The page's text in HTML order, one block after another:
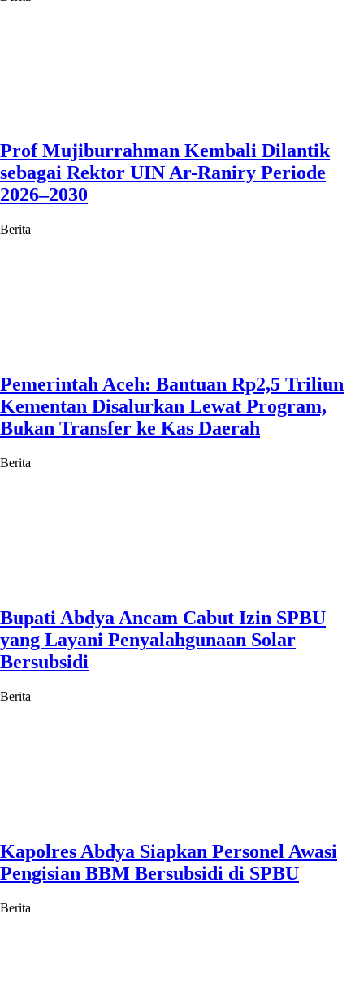
Prof Mujiburrahman Kembali Dilantik
sebagai Rektor UIN Ar-Raniry Periode
2026–2030
Berita
Pemerintah Aceh: Bantuan Rp2,5 Triliun
Kementan Disalurkan Lewat Program,
Bukan Transfer ke Kas Daerah
Berita
Bupati Abdya Ancam Cabut Izin SPBU
yang Layani Penyalahgunaan Solar
Bersubsidi
Berita
Kapolres Abdya Siapkan Personel Awasi
Pengisian BBM Bersubsidi di SPBU
Berita